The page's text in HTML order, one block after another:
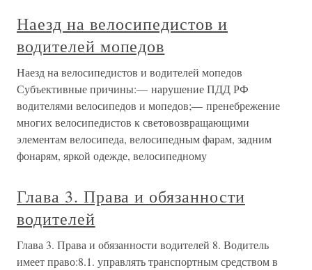
Наезд на велосипедистов и
водителей мопедов
Наезд на велосипедистов и водителей мопедов
Субъективные причины:— нарушение ПДД РФ
водителями велосипедов и мопедов;— пренебрежение
многих велосипедистов к световозвращающими
элементам велосипеда, велосипедным фарам, задним
фонарям, яркой одежде, велосипедному
Глава 3. Права и обязанности
водителей
Глава 3. Права и обязанности водителей 8. Водитель
имеет право:8.1. управлять транспортным средством в